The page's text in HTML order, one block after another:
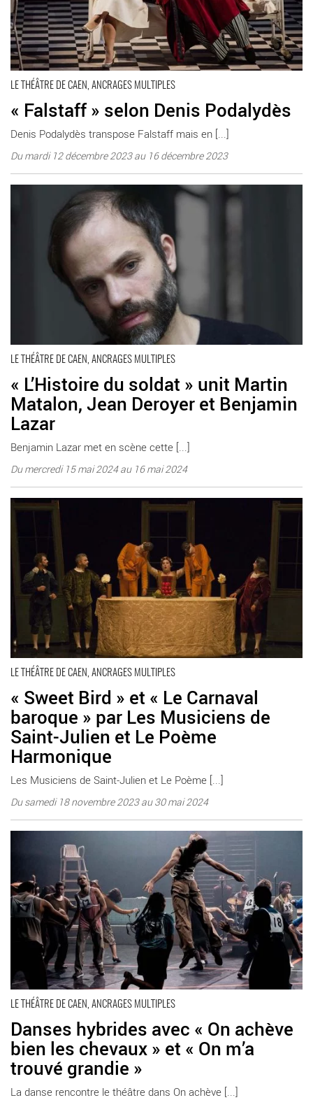
LE THÉÂTRE DE CAEN, ANCRAGES MULTIPLES
« Falstaff » selon Denis Podalydès
Denis Podalydès transpose Falstaff mais en [...]
Du mardi 12 décembre 2023 au 16 décembre 2023
LE THÉÂTRE DE CAEN, ANCRAGES MULTIPLES
« L’Histoire du soldat » unit Martin
Matalon, Jean Deroyer et Benjamin
Lazar
Benjamin Lazar met en scène cette [...]
Du mercredi 15 mai 2024 au 16 mai 2024
En savoir plus
LE THÉÂTRE DE CAEN, ANCRAGES MULTIPLES
« Sweet Bird » et « Le Carnaval
baroque » par Les Musiciens de
Saint-Julien et Le Poème
Harmonique
Les Musiciens de Saint-Julien et Le Poème [...]
Du samedi 18 novembre 2023 au 30 mai 2024
En savoir plus
LE THÉÂTRE DE CAEN, ANCRAGES MULTIPLES
Danses hybrides avec « On achève
bien les chevaux » et « On m’a
trouvé grandie »
La danse rencontre le théâtre dans On achève [...]